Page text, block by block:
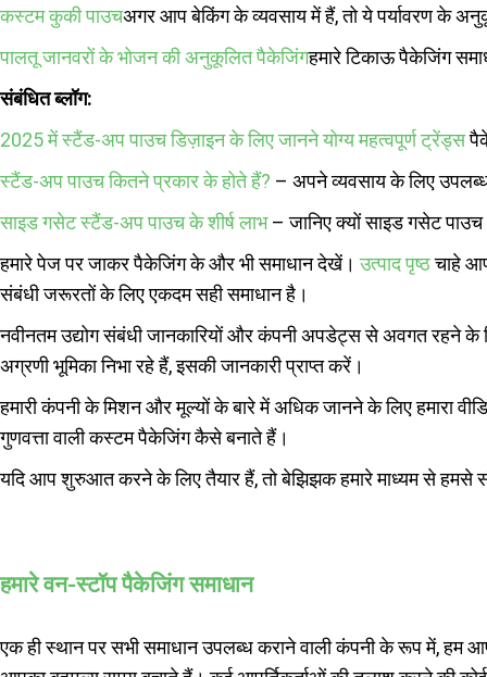
कस्टम कुकी पाउचअगर आप बेकिंग के व्यवसाय में हैं, तो ये पर्यावरण के
पालतू जानवरों के भोजन की अनुकूलित पैकेजिंगहमारे टिकाऊ पैकेजिंग
संबंधित ब्लॉग:
2025 में स्टैंड-अप पाउच डिज़ाइन के लिए जानने योग्य महत्वपूर्ण ट्रेंड्स
स्टैंड-अप पाउच कितने प्रकार के होते हैं? – अपने व्यवसाय के लिए
साइड गसेट स्टैंड-अप पाउच के शीर्ष लाभ– जानिए क्यों साइड गसेट
हमारे पेज पर जाकर पैकेजिंग के और भी समाधान देखें।उत्पाद पृष्ठचाहे
संबंधी जरूरतों के लिए एकदम सही समाधान है।
नवीनतम उद्योग संबंधी जानकारियों और कंपनी अपडेट्स से अवगत रहने के
अग्रणी भूमिका निभा रहे हैं, इसकी जानकारी प्राप्त करें।
हमारी कंपनी के मिशन और मूल्यों के बारे में अधिक जानने के लिए हमारा
गुणवत्ता वाली कस्टम पैकेजिंग कैसे बनाते हैं।
यदि आप शुरुआत करने के लिए तैयार हैं, तो बेझिझक हमारे माध्यम से हमसे
हमारे वन-स्टॉप पैकेजिंग समाधान
एक ही स्थान पर सभी समाधान उपलब्ध कराने वाली कंपनी के रूप में,